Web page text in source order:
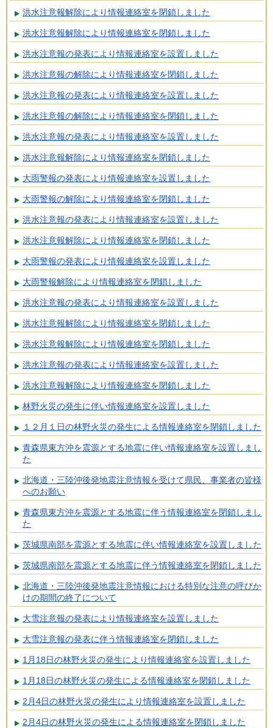
洪水注意報解除により情報連絡室を閉鎖しました
洪水注意報解除により情報連絡室を閉鎖しました
洪水注意報の発表により情報連絡室を設置しました
洪水注意報の解除により情報連絡室を閉鎖しました
洪水注意報の発表により情報連絡室を設置しました
洪水注意報の解除により情報連絡室を閉鎖しました
洪水注意報の発表により情報連絡室を設置しました
洪水注意報解除により情報連絡室を閉鎖しました
大雨警報の発表により情報連絡室を設置しました
大雨警報の解除により情報連絡室を閉鎖しました
洪水注意報の発表により情報連絡室を設置しました
洪水注意報解除により情報連絡室を閉鎖しました
大雨警報の発表により情報連絡室を設置しました
大雨警報解除により情報連絡室を閉鎖しました
洪水注意報の発表により情報連絡室を設置しました
洪水注意報解除により情報連絡室を閉鎖しました
洪水注意報解除により情報連絡室を閉鎖しました
洪水注意報の発表により情報連絡室を設置しました
洪水注意報解除により情報連絡室を閉鎖しました
林野火災の発生に伴い情報連絡室を設置しました
１２月１日の林野火災の発生による情報連絡室を閉鎖しました
青森県東方沖を震源とする地震に伴い情報連絡室を設置しまし
た
北海道・三陸沖後発地震注意情報を受けて県民、事業者の皆様
へのお願い
青森県東方沖を震源とする地震に伴う情報連絡室を閉鎖しまし
た
茨城県南部を震源とする地震に伴い情報連絡室を設置しました
茨城県南部を震源とする地震に伴う情報連絡室を閉鎖しました
北海道・三陸沖後発地震注意情報における特別な注意の呼びか
けの期間の終了について
大雪注意報の発表により情報連絡室を設置しました
大雪注意報の発表に伴う情報連絡室を閉鎖しました
1月18日の林野火災の発生により情報連絡室を設置しました
1月18日の林野火災の発生による情報連絡室を閉鎖しました
2月4日の林野火災の発生により情報連絡室を設置しました
2月4日の林野火災の発生による情報連絡室を閉鎖しました